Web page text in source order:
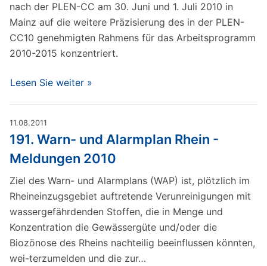
nach der PLEN-CC am 30. Juni und 1. Juli 2010 in
Mainz auf die weitere Präzisierung des in der PLEN-
CC10 genehmigten Rahmens für das Arbeitsprogramm
2010-2015 konzentriert.
Lesen Sie weiter »
11.08.2011
191. Warn- und Alarmplan Rhein -
Meldungen 2010
Ziel des Warn- und Alarmplans (WAP) ist, plötzlich im
Rheineinzugsgebiet auftretende Verunreinigungen mit
wassergefährdenden Stoffen, die in Menge und
Konzentration die Gewässergüte und/oder die
Biozönose des Rheins nachteilig beeinflussen könnten,
wei-terzumelden und die zur…